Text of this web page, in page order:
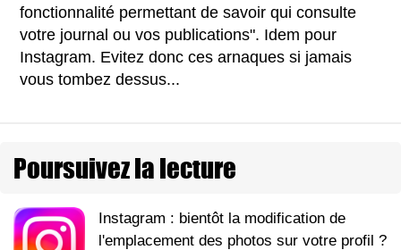
fonctionnalité permettant de savoir qui consulte
votre journal ou vos publications". Idem pour
Instagram. Evitez donc ces arnaques si jamais
vous tombez dessus...
Poursuivez la lecture
Instagram : bientôt la modification de
l'emplacement des photos sur votre profil ?